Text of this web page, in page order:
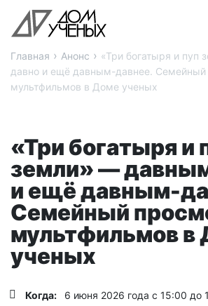
Главная › Анонс › «Три богатыря и
давно и ещё давным-давнее. Семейный
мультфильмов в Доме ученых
«Три богатыря и
земли» —
и ещё давным-
Семейный
мультфильмов в
ученых
Когда: 6 июня 2026 года с 15:00 до